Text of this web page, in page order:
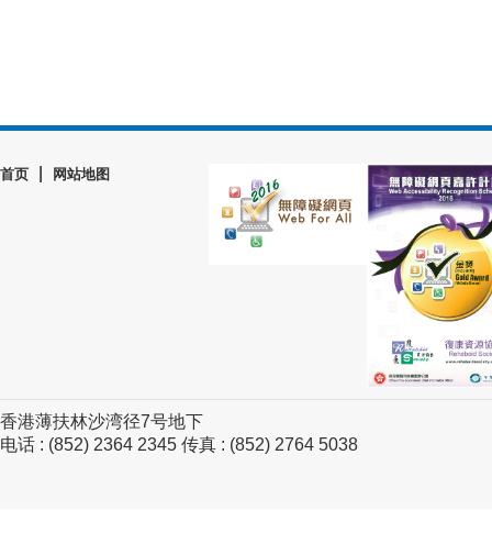
首页 网站地图
香港薄扶林沙湾径7号地下
电话 : (852) 2364 2345 传真 : (852) 2764 5038